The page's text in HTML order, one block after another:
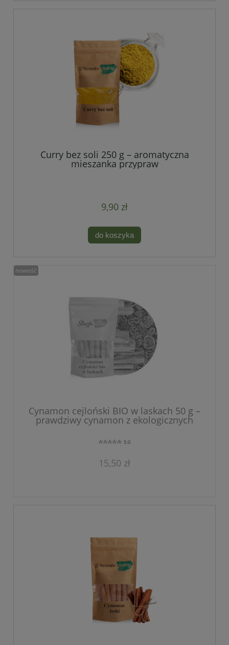
Curry bez soli 250 g – aromatyczna
mieszanka przypraw
9,90 zł
do koszyka
Cynamon cejloński BIO w laskach 50 g –
prawdziwy cynamon z ekologicznych
5.0
15,50 zł
nowość